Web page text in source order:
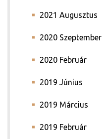
2021 Augusztus
2020 Szeptember
2020 Február
2019 Június
2019 Március
2019 Február